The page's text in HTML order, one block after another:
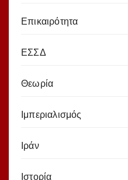
Επικαιρότητα
ΕΣΣΔ
Θεωρία
Ιμπεριαλισμός
Ιράν
Ιστορία